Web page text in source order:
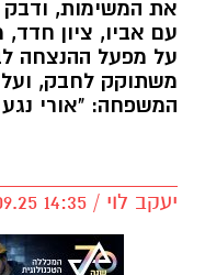
את המשימות, ודבק
עם אביו, ציון
על מפעל ההנצחה
משתוקק לחבק,
המשפחה: "אורי
יעקב לוי / 14:35 14.09.25